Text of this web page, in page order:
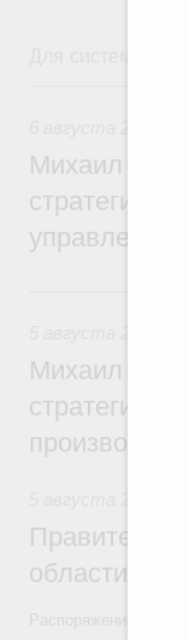
Для
Михаил
управления
Михаил
области в
Распоряжение от 3